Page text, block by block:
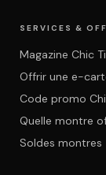
SERVICES &
Magazine Chic
Offrir une e-
Code promo
Quelle montre
Soldes montres